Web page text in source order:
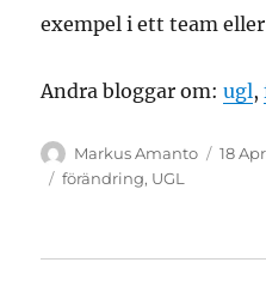
exempel i ett team
Andra bloggar om:ugl,
Author
Markus Amanto 18
Tags
förändring, UGL